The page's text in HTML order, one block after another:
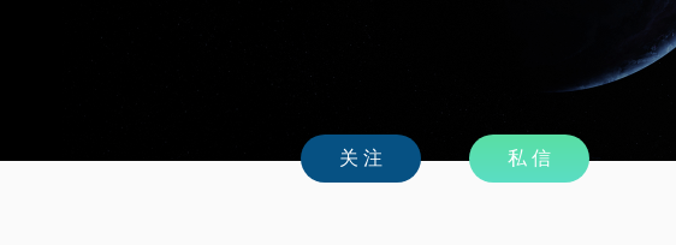
私 信